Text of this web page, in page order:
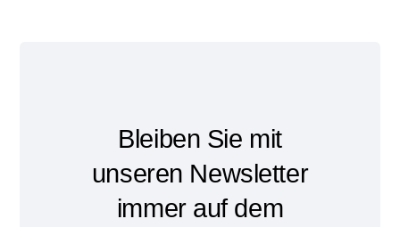
Bleiben Sie mit
unseren Newsletter
immer auf dem